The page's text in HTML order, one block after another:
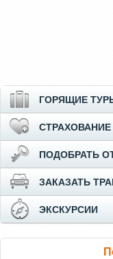
ГОРЯЩИЕ
СТРАХОВАНИЕ
ПОДОБРАТЬ
ЗАКАЗАТЬ
ЭКСКУРСИИ